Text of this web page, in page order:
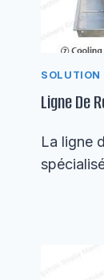
SOLUTION
Ligne De
La ligne